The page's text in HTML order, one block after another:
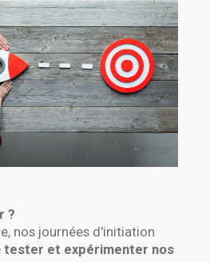
?
nos journées d'initiation
tester et expérimenter nos